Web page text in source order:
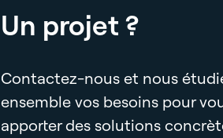
Un projet ?
Contactez-nous et nous
ensemble vos besoins pour
apporter des solutions